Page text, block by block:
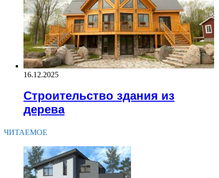
16.12.2025
Строительство здания из
дерева
ЧИТАЕМОЕ